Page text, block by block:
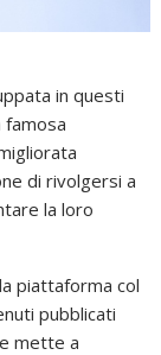
in questi
famosa
di rivolgersi a
la loro
piattaforma col
pubblicati
mette a